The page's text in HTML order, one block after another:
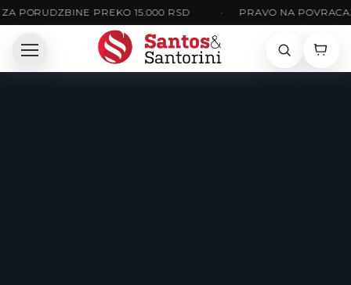
PORUDZBINE PREKO 15.000 RSD PRAVO NA